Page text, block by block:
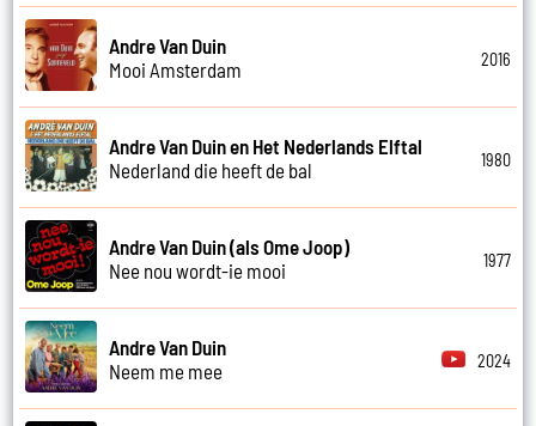
Andre Van Duin
Mooi Amsterdam
2016
Andre Van Duin en Het Nederlands Elftal
Nederland die heeft de bal
1980
Andre Van Duin (als Ome Joop)
Nee nou wordt-ie mooi
1977
Andre Van Duin
Neem me mee
2024